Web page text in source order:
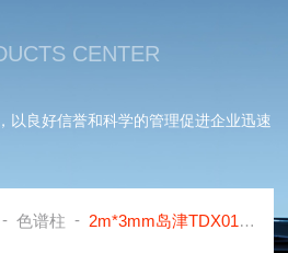
CENTER
以良好信誉和科学的管理促进企业迅速
- 色谱柱 - 2m*3mm岛津TDX01色谱柱测定空气中一氧化碳